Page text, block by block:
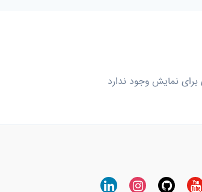
نمایش وجود ندارد